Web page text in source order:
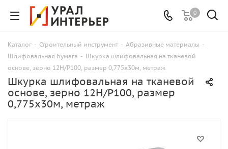
0
Каталог - Строительный инструмент - Абразивные материалы -
Шлифовальная бумага - Шкурка шлифовальная на тканевой
основе, зерно 12Н/Р100, размер 0,775х30м, метраж
Шкурка шлифовальная на тканевой
основе, зерно 12Н/Р100, размер
0,775х30м, метраж